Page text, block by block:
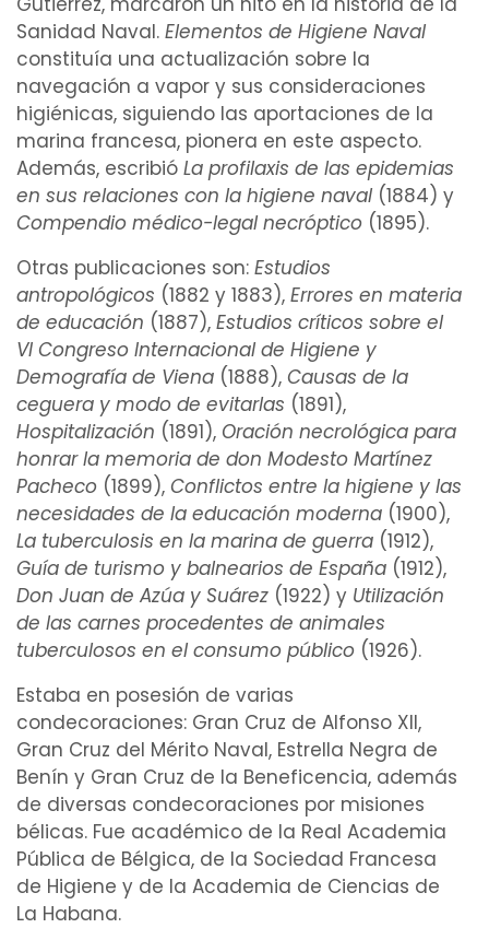
Sanidad Naval. Elementos de Higiene Naval
constituía una actualización sobre la
navegación a vapor y sus consideraciones
higiénicas, siguiendo las aportaciones de la
marina francesa, pionera en este aspecto.
Además, escribió La profilaxis de las epidemias
en sus relaciones con la higiene naval (1884) y
Compendio médico-legal necróptico (1895).
Otras publicaciones son: Estudios
antropológicos (1882 y 1883), Errores en materia
de educación (1887), Estudios críticos sobre el
VI Congreso Internacional de Higiene y
Demografía de Viena (1888), Causas de la
ceguera y modo de evitarlas (1891),
Hospitalización (1891), Oración necrológica para
honrar la memoria de don Modesto Martínez
Pacheco (1899), Conflictos entre la higiene y las
necesidades de la educación moderna (1900),
La tuberculosis en la marina de guerra (1912),
Guía de turismo y balnearios de España (1912),
Don Juan de Azúa y Suárez (1922) y Utilización
de las carnes procedentes de animales
tuberculosos en el consumo público (1926).
Estaba en posesión de varias
condecoraciones: Gran Cruz de Alfonso XII,
Gran Cruz del Mérito Naval, Estrella Negra de
Benín y Gran Cruz de la Beneficencia, además
de diversas condecoraciones por misiones
bélicas. Fue académico de la Real Academia
Pública de Bélgica, de la Sociedad Francesa
de Higiene y de la Academia de Ciencias de
La Habana.